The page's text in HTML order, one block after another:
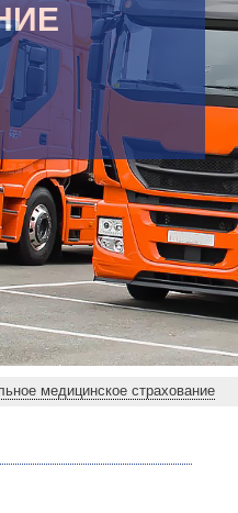
медицинское страхование